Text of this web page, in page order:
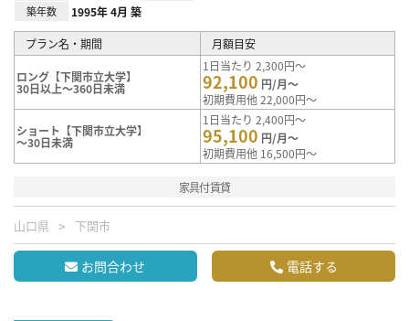
築年数 1995年 4月 築
プラン名・期間 月額目安
ロング【下関市立大学】
30日以上～360日未満
1日当たり 2,300円～
92,100 円/月～
初期費用他 22,000円～
ショート【下関市立大学】
～30日未満
1日当たり 2,400円～
95,100 円/月～
初期費用他 16,500円～
家具付賃貸
山口県 下関市
お問合わせ 電話する